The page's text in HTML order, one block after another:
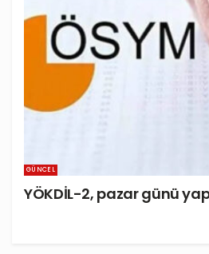
GÜNCEL
YÖKDİL-2, pazar günü